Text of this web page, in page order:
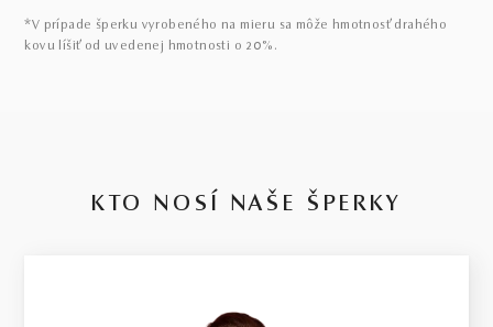
*V prípade šperku vyrobeného na mieru sa môže hmotnosť drahého
kovu líšiť od uvedenej hmotnosti o 20%.
KTO NOSÍ NAŠE ŠPERKY